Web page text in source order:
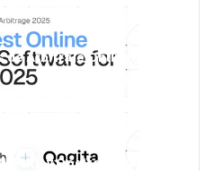
de Arbitraje Online
y Qogita: